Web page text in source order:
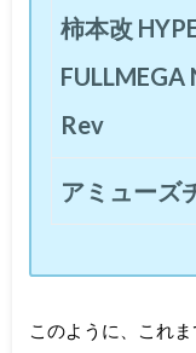
柿本改
FULLMEGA
Rev
アミューズ
このように、これ